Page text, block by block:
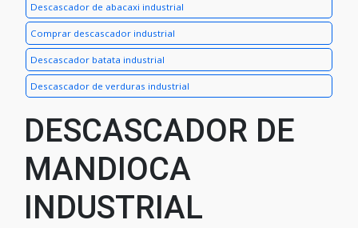
Descascador de abacaxi industrial
Comprar descascador industrial
Descascador batata industrial
Descascador de verduras industrial
DESCASCADOR DE
MANDIOCA
INDUSTRIAL